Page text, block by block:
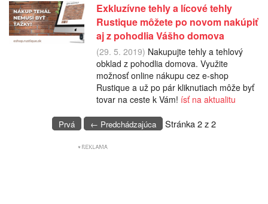
Exkluzívne tehly a lícové tehly
Rustique môžete po novom nakúpiť
aj z pohodlia Vášho domova
(29. 5. 2019) Nakupujte tehly a tehlový
obklad z pohodlia domova. Využite
možnosť online nákupu cez e-shop
Rustique a už po pár kliknutiach môže byť
tovar na ceste k Vám! ísť na aktualitu
Prvá ← Predchádzajúca Stránka 2 z 2